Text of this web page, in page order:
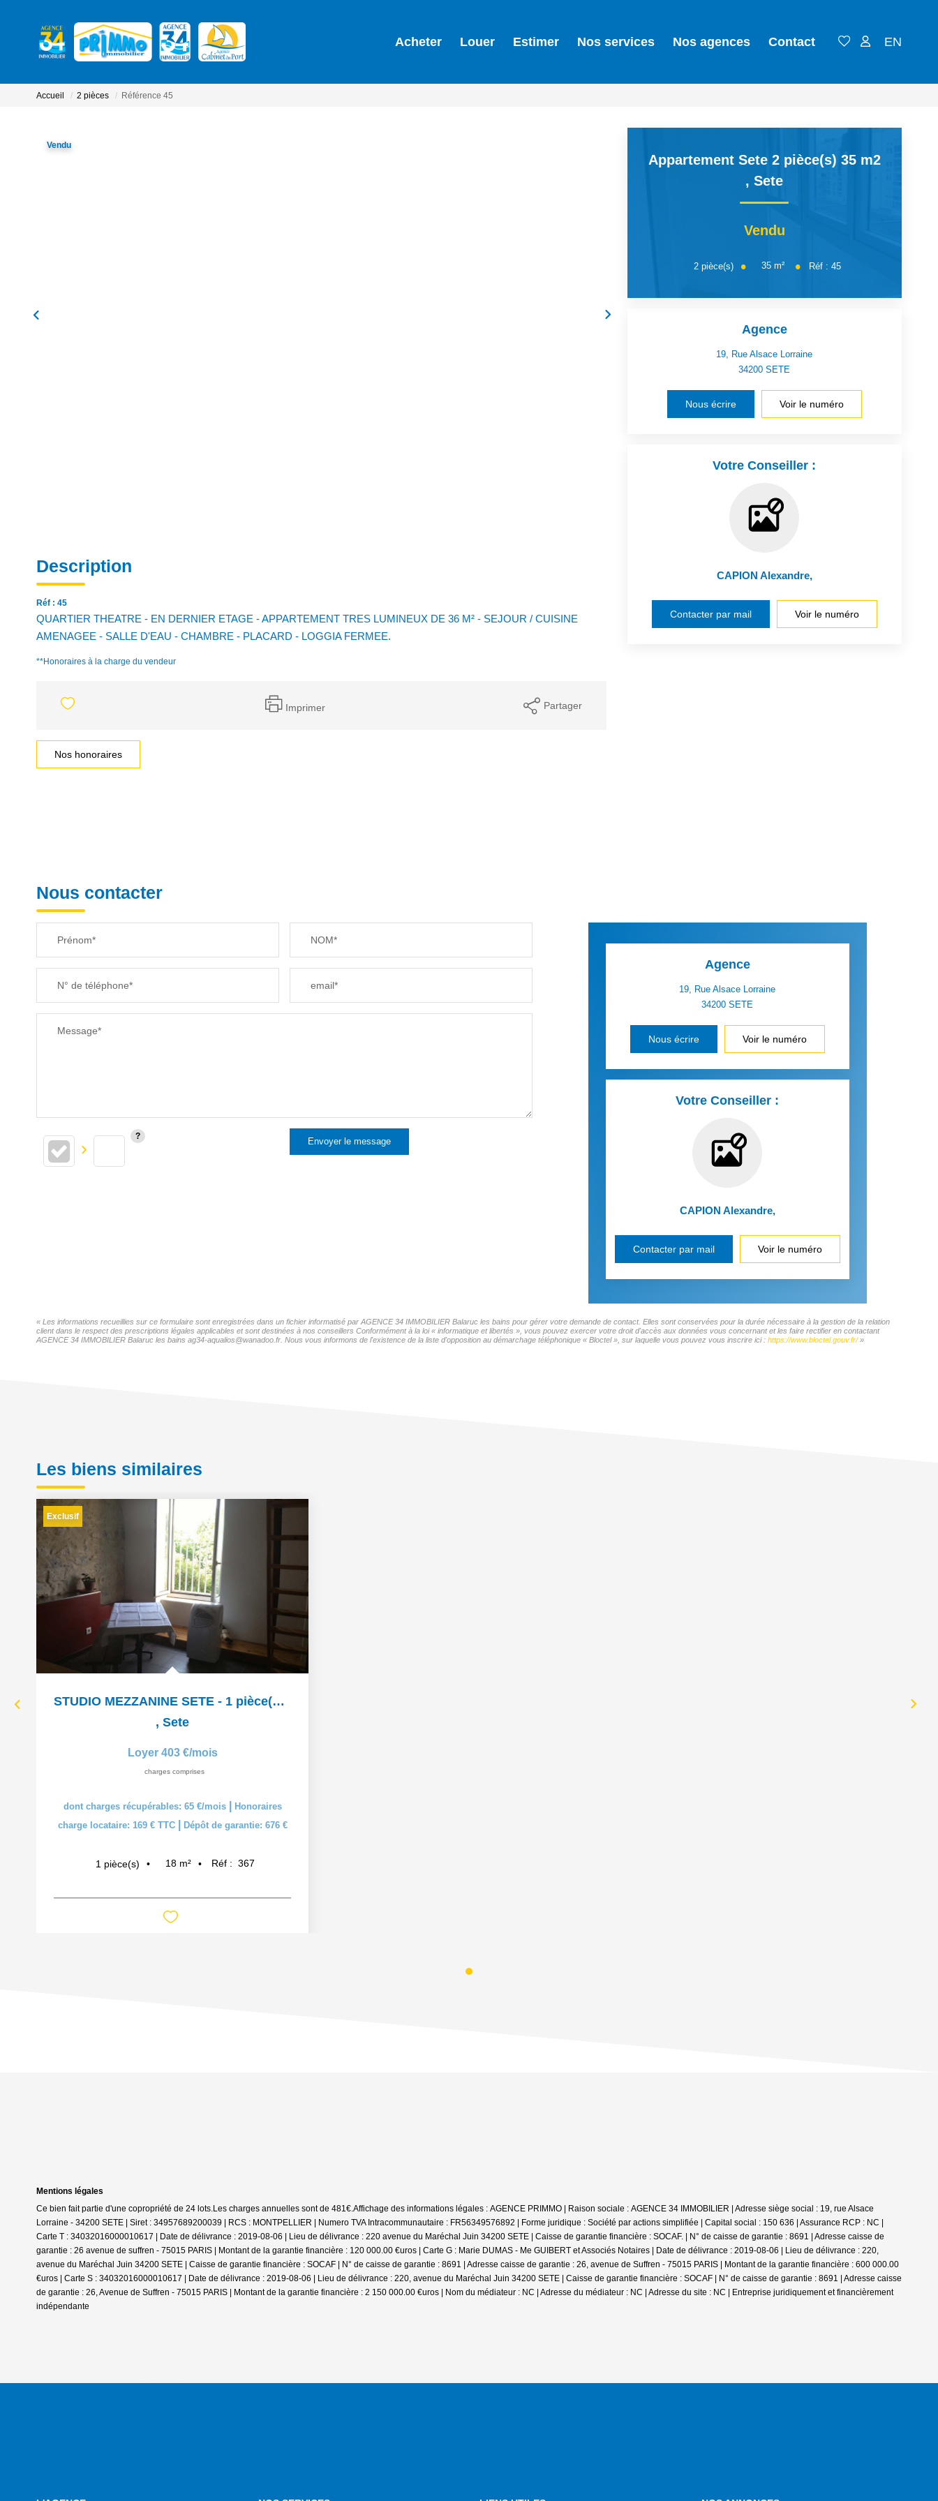
Acheter Louer Estimer Nos services Nos agences Contact EN
Accueil 2 pièces Référence 45
Vendu
Description
Réf : 45
QUARTIER THEATRE - EN DERNIER ETAGE - APPARTEMENT TRES LUMINEUX DE 36 M² - SEJOUR / CUISINE
AMENAGEE - SALLE D'EAU - CHAMBRE - PLACARD - LOGGIA FERMEE.
**Honoraires à la charge du vendeur
Imprimer Partager
Nos honoraires
Appartement Sete 2 pièce(s) 35 m2
,Sete
Vendu
2 pièce(s) 35 m² Réf : 45
Agence
19, Rue Alsace Lorraine
34200SETE
Nous écrire Voir le numéro
Votre Conseiller :
CAPION Alexandre,
Contacter par mail Voir le numéro
Nous contacter
Prénom* NOM*
N° de téléphone* email*
Message*
Envoyer le message
Agence
19, Rue Alsace Lorraine
34200SETE
Nous écrire Voir le numéro
Votre Conseiller :
CAPION Alexandre,
Contacter par mail Voir le numéro
« Les informations recueillies sur ce formulaire sont enregistrées dans un fichier informatisé par AGENCE 34 IMMOBILIER Balaruc les bains pour gérer votre demande de contact. Elles sont conservées pour la durée nécessaire à la gestion de la relation
client dans le respect des prescriptions légales applicables et sont destinées à nos conseillers Conformément à la loi « informatique et libertés », vous pouvez exercer votre droit d'accès aux données vous concernant et les faire rectifier en contactant
AGENCE 34 IMMOBILIER Balaruc les bains ag34-aqualios@wanadoo.fr. Nous vous informons de l'existence de la liste d'opposition au démarchage téléphonique « Bloctel », sur laquelle vous pouvez vous inscrire ici : https://www.bloctel.gouv.fr/»
Les biens similaires
Exclusif
STUDIO MEZZANINE SETE - 1 pièce(s) - 19 m2
, Sete
Loyer 403 €/mois
charges comprises
dont charges récupérables: 65 €/mois
Honoraires
charge locataire: 169 € TTC
Dépôt de garantie: 676 €
1 pièce(s) 18 m² Réf : 367
Mentions légales
Ce bien fait partie d'une copropriété de 24 lots.Les charges annuelles sont de 481€.Affichage des informations légales : AGENCE PRIMMO | Raison sociale : AGENCE 34 IMMOBILIER | Adresse siège social : 19, rue Alsace
Lorraine - 34200 SETE | Siret : 34957689200039 | RCS : MONTPELLIER | Numero TVA Intracommunautaire : FR56349576892 | Forme juridique : Société par actions simplifiée | Capital social : 150 636 | Assurance RCP : NC |
Carte T : 34032016000010617 | Date de délivrance : 2019-08-06 | Lieu de délivrance : 220 avenue du Maréchal Juin 34200 SETE | Caisse de garantie financière : SOCAF. | N° de caisse de garantie : 8691 | Adresse caisse de
garantie : 26 avenue de suffren - 75015 PARIS | Montant de la garantie financière : 120 000.00 €uros | Carte G : Marie DUMAS - Me GUIBERT et Associés Notaires | Date de délivrance : 2019-08-06 | Lieu de délivrance : 220,
avenue du Maréchal Juin 34200 SETE | Caisse de garantie financière : SOCAF | N° de caisse de garantie : 8691 | Adresse caisse de garantie : 26, avenue de Suffren - 75015 PARIS | Montant de la garantie financière : 600 000.00
€uros | Carte S : 34032016000010617 | Date de délivrance : 2019-08-06 | Lieu de délivrance : 220, avenue du Maréchal Juin 34200 SETE | Caisse de garantie financière : SOCAF | N° de caisse de garantie : 8691 | Adresse caisse
de garantie : 26, Avenue de Suffren - 75015 PARIS | Montant de la garantie financière : 2 150 000.00 €uros | Nom du médiateur : NC | Adresse du médiateur : NC | Adresse du site : NC |
Entreprise juridiquement et financièrement
indépendante